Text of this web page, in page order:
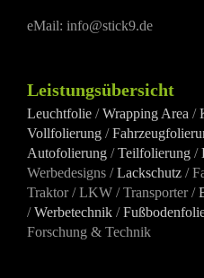
eMail: info@stick9.de
Leistungsübersicht
Leuchtfolie /Wrapping Area /
Vollfolierung /
Autofolierung /Teilfolierung /
Werbedesigns /Lackschutz /
Traktor / LKW / Transporter /
/Werbetechnik /
Forschung & Technik